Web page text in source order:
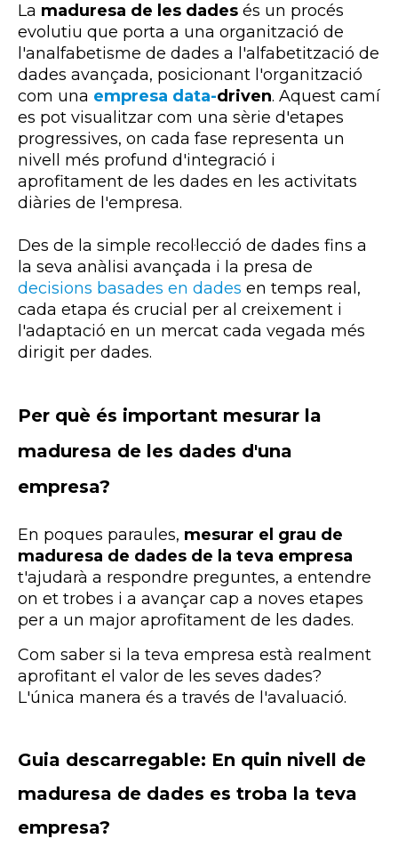
La maduresa de les dades és un procés
evolutiu que porta a una organització de
l'analfabetisme de dades a l'alfabetització de
dades avançada, posicionant l'organització
com una empresa data-driven. Aquest camí
es pot visualitzar com una sèrie d'etapes
progressives, on cada fase representa un
nivell més profund d'integració i
aprofitament de les dades en les activitats
diàries de l'empresa.
Des de la simple recol·lecció de dades fins a
la seva anàlisi avançada i la presa de
decisions basades en dades en temps real,
cada etapa és crucial per al creixement i
l'adaptació en un mercat cada vegada més
dirigit per dades.
Per què és important mesurar la
maduresa de les dades d'una
empresa?
En poques paraules, mesurar el grau de
maduresa de dades de la teva empresa
t'ajudarà a respondre preguntes, a entendre
on et trobes i a avançar cap a noves etapes
per a un major aprofitament de les dades.
Com saber si la teva empresa està realment
aprofitant el valor de les seves dades?
L'única manera és a través de l'avaluació.
Guia descarregable: En quin nivell de
maduresa de dades es troba la teva
empresa?